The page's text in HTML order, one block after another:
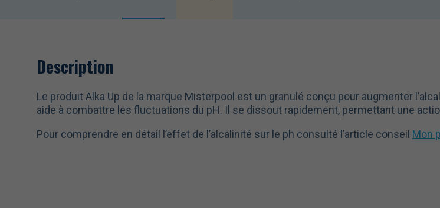
Description
Le produit Alka Up de la marque Misterpool est un granulé conçu pour augmenter
aide à combattre les fluctuations du pH. Il se dissout rapidement, permettant une
Pour comprendre en détail l’effet de l’alcalinité sur le ph consulté l’article conseil Mon